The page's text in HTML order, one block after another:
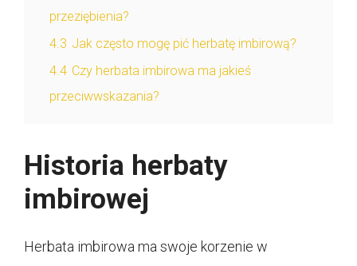
przeziębienia?
4.3 Jak często mogę pić herbatę imbirową?
4.4 Czy herbata imbirowa ma jakieś
przeciwwskazania?
Historia herbaty
imbirowej
Herbata imbirowa ma swoje korzenie w